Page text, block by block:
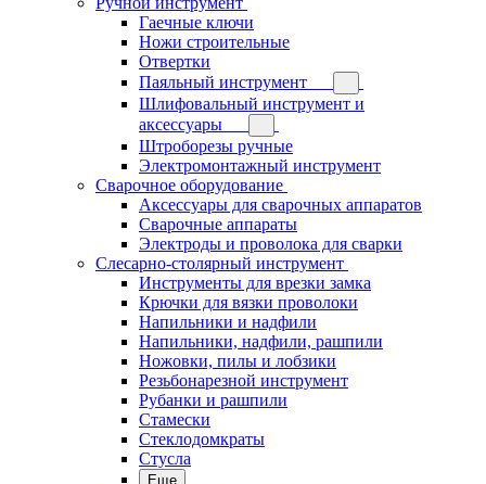
Гаечные ключи
Ножи строительные
Отвертки
Паяльный инструмент
Шлифовальный инструмент и
аксессуары
Штроборезы ручные
Электромонтажный инструмент
Сварочное оборудование
Аксессуары для сварочных аппаратов
Сварочные аппараты
Электроды и проволока для сварки
Слесарно-столярный инструмент
Инструменты для врезки замка
Крючки для вязки проволоки
Напильники и надфили
Напильники, надфили, рашпили
Ножовки, пилы и лобзики
Резьбонарезной инструмент
Рубанки и рашпили
Стамески
Стеклодомкраты
Стусла
Еще